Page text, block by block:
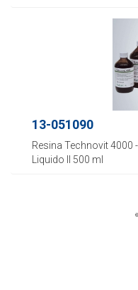
13-051090
Resina Technovit 4000
Liquido II 500 ml
«